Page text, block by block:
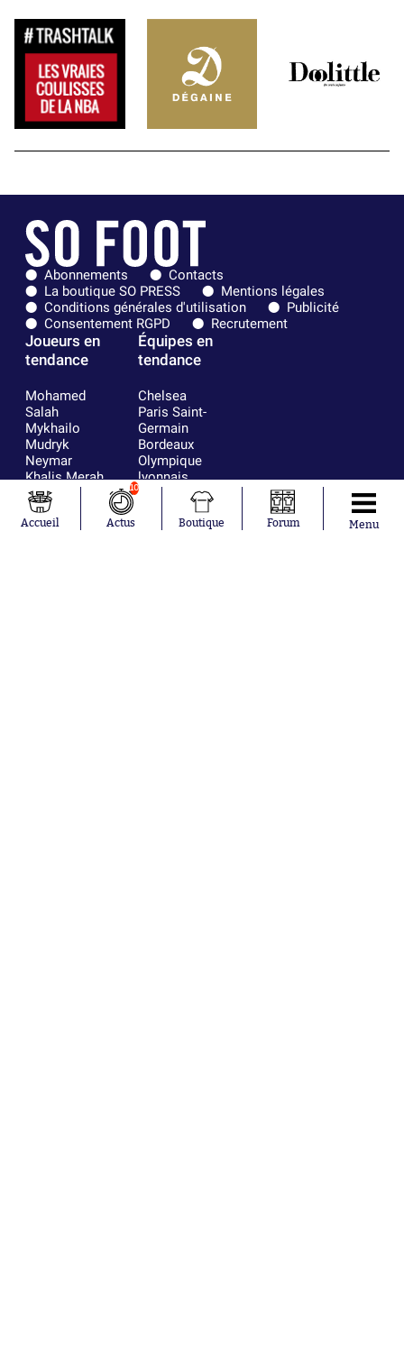
Abonnements
Contacts
La boutique SO PRESS
Mentions légales
Conditions générales d'utilisation
Publicité
Consentement RGPD
Recrutement
Joueurs en
tendance
Mohamed
Salah
Mykhailo
Mudryk
Neymar
Khalis Merah
Loïs Openda
Moussa
Niakhaté
Équipes en
tendance
Chelsea
Paris Saint-
Germain
Bordeaux
Olympique
lyonnais
FIFA
Real Madrid
RC Strasbourg
Accueil
10
Actus Boutique Forum Menu